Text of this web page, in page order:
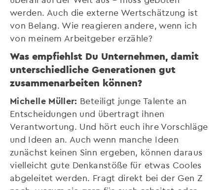
werden. Auch die externe Wertschätzung ist
von Belang. Wie reagieren andere, wenn ich
von meinem Arbeitgeber erzähle?
Was empfiehlst Du Unternehmen, damit
unterschiedliche Generationen gut
zusammenarbeiten können?
Michelle Müller: Beteiligt junge Talente an
Entscheidungen und übertragt ihnen
Verantwortung. Und hört euch ihre Vorschläge
und Ideen an. Auch wenn manche Ideen
zunächst keinen Sinn ergeben, können daraus
vielleicht gute Denkanstöße für etwas Cooles
abgeleitet werden. Fragt direkt bei der Gen Z